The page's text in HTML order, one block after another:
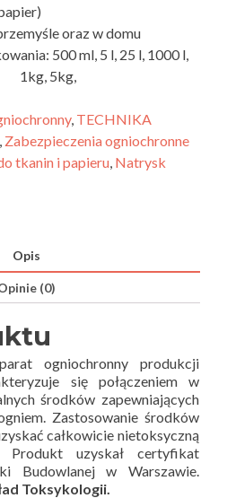
oraz w domu
500 ml, 5 l, 25 l, 1000 l,
1kg, 5kg,
, TECHNIKA
Zabezpieczenia ogniochronne
tkanin i papieru Natrysk
Opis
(0)
ogniochronny produkcji
się połączeniem w
środków zapewniających
Zastosowanie środków
całkowicie nietoksyczną
Produkt uzyskał certyfikat
Budowlanej w Warszawie.
Toksykologii.